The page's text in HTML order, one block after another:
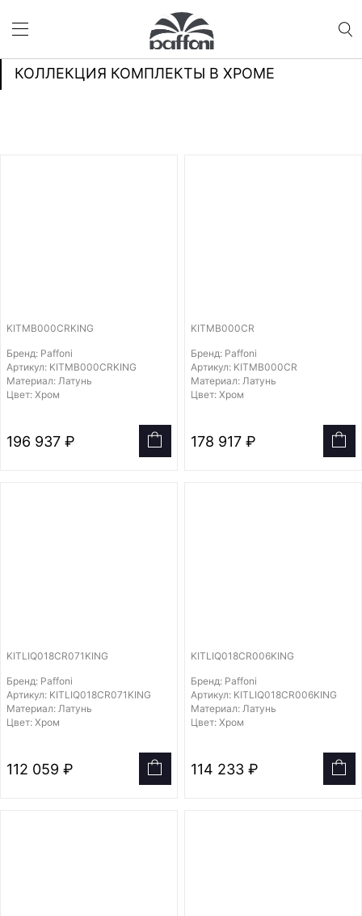
КОЛЛЕКЦИЯ КОМПЛЕКТЫ В ХРОМЕ
KITMB000CRKING
Бренд: Paffoni
Артикул: KITMB000CRKING
Материал: Латунь
Цвет: Хром
196 937 ₽
KITMB000CR
Бренд: Paffoni
Артикул: KITMB000CR
Материал: Латунь
Цвет: Хром
178 917 ₽
KITLIQ018CR071KING
Бренд: Paffoni
Артикул: KITLIQ018CR071KING
Материал: Латунь
Цвет: Хром
112 059 ₽
KITLIQ018CR006KING
Бренд: Paffoni
Артикул: KITLIQ018CR006KING
Материал: Латунь
Цвет: Хром
114 233 ₽